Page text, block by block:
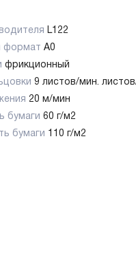
L122
формат А0
фрикционный
9 листов/мин.
20 м/мин
бумаги 60 г/м2
бумаги 110 г/м2